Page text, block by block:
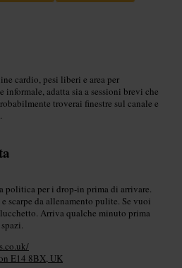
cardio, pesi liberi e area per
informale, adatta sia a sessioni brevi che
troverai finestre sul canale e
politica per i drop-in prima di arrivare.
scarpe da allenamento pulite. Se vuoi
Arriva qualche minuto prima
E14 8BX, UK